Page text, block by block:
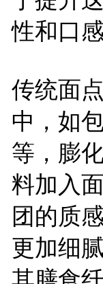
性和口感
传统面
中，如
等，膨
料加入
团的质
更加细